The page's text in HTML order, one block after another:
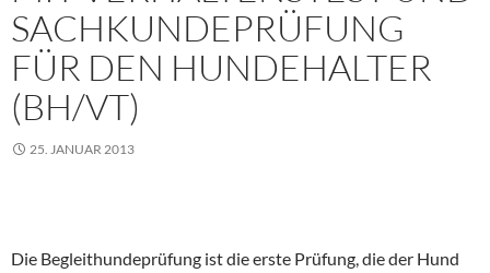
SACHKUNDEPRÜFUNG
FÜR DEN HUNDEHALTER
(BH/VT)
25. JANUAR 2013
Die Begleithundeprüfung ist die erste Prüfung, die der Hund